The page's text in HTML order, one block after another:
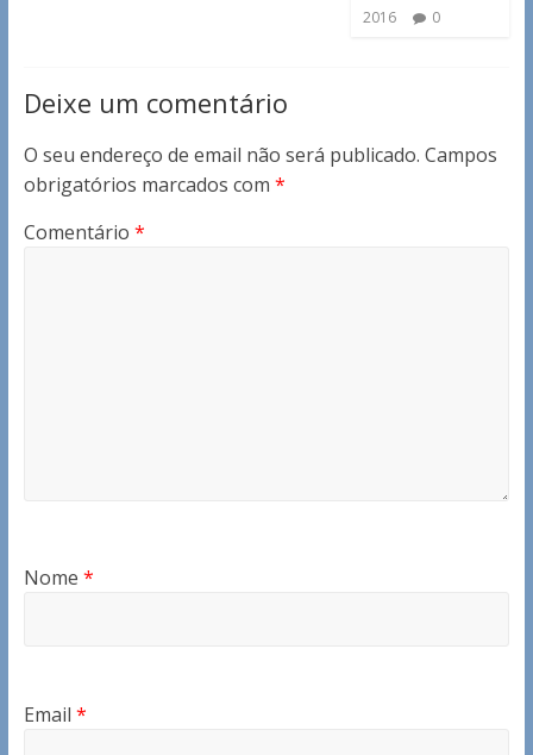
2016
0
Deixe um comentário
O seu endereço de email não será publicado. Campos
obrigatórios marcados com *
Comentário *
Nome *
Email *